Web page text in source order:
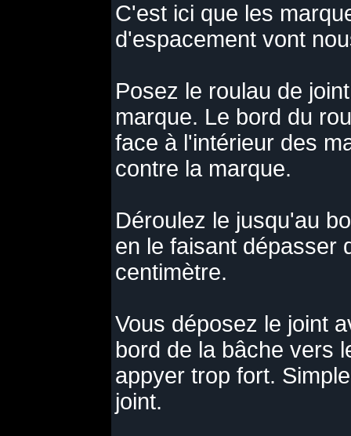
C'est ici que les
d'espacement vont
Posez le roulau de
marque. Le bord du
face à l'intérieur des
contre la marque.
Déroulez le jusqu'au
en le faisant dépasser
centimètre.
Vous déposez le joint
bord de la bâche vers
appyer trop fort.
joint.